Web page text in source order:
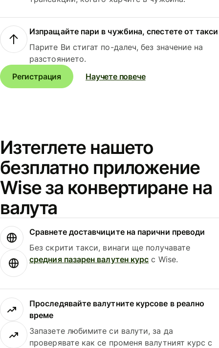
Изпращайте пари в чужбина, спестете от такси
Парите Ви стигат по-далеч, без значение на
разстоянието.
Регистрация
Научете повече
Изтеглете нашето
безплатно приложение
Wise за конвертиране на
валута
Сравнете доставчиците на парични преводи
Без скрити такси, винаги ще получавате
средния пазарен валутен курс с Wise.
Проследявайте валутните курсове в реално
време
Запазете любимите си валути, за да
проверявате как се променя валутният курс с